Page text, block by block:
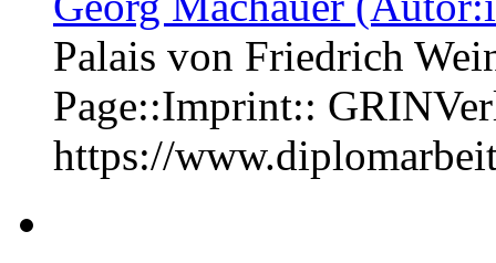
Palais von Friedrich
Page::Imprint::
https://